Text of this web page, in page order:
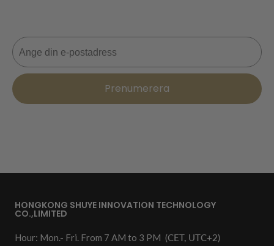
E-post
Prenumerera
HONGKONG SHUYE INNOVATION TECHNOLOGY
CO.,LIMITED
Hour: Mon.- Fri. From 7 AM to 3 PM (CET, UTC+2)